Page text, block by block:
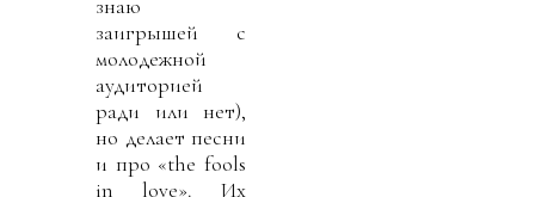
знаю
заигрышей с
молодежной
аудиторией
ради или нет),
но делает песни
и про «the fools
in love». Их